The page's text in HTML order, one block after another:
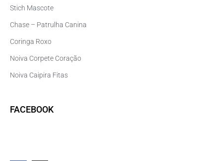
Stich Mascote
Chase – Patrulha Canina
Coringa Roxo
Noiva Corpete Coração
Noiva Caipira Fitas
FACEBOOK